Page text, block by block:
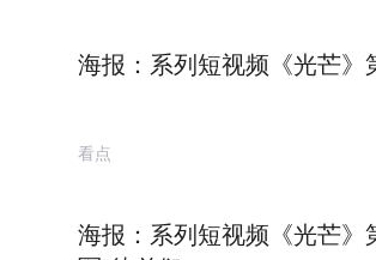
海报：系列短视频《光芒
看点
海报：系列短视频《光芒》